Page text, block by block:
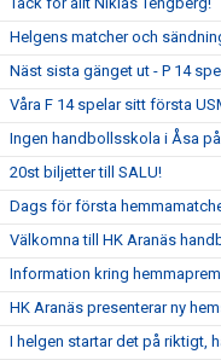
Helgens matcher och
Näst sista gänget ut - P 14
Våra F 14 spelar sitt första
Ingen handbollsskola i Åsa
20st biljetter till SALU!
Dags för första
Välkomna till HK Aranäs
Information kring
HK Aranäs presenterar ny
I helgen startar det på riktigt,